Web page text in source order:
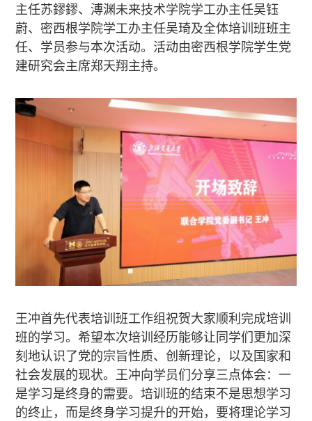
主任苏鏐鏐、溥渊未来技术学院学工办主任吴钰
蔚、密西根学院学工办主任吴琦及全体培训班班主
任、学员参与本次活动。活动由密西根学院学生党
建研究会主席郑天翔主持。
王冲首先代表培训班工作组祝贺大家顺利完成培训
班的学习。希望本次培训经历能够让同学们更加深
刻地认识了党的宗旨性质、创新理论，以及国家和
社会发展的现状。王冲向学员们分享三点体会：一
是学习是终身的需要。培训班的结束不是思想学习
的终止，而是终身学习提升的开始，要将理论学习